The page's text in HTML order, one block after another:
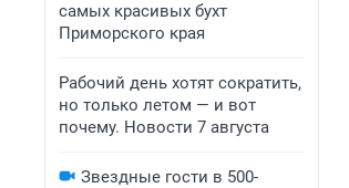
самых красивых бухт
Приморского края
Рабочий день хотят сократить,
но только летом — и вот
почему. Новости 7 августа
Звездные гости в 500-